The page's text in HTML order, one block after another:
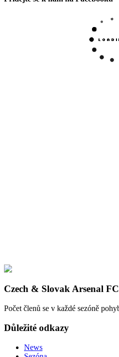
Czech & Slovak Arsenal
Počet členů se v každé sezóně
Důležité odkazy
News